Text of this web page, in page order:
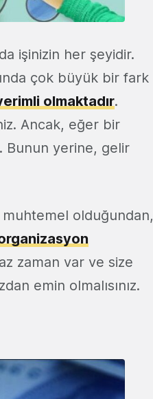
işinizin her şeyidir.
çok büyük bir fark
olmaktadır.
Ancak, eğer bir
Bunun yerine, gelir
muhtemel olduğundan,
zaman var ve size
emin olmalısınız.